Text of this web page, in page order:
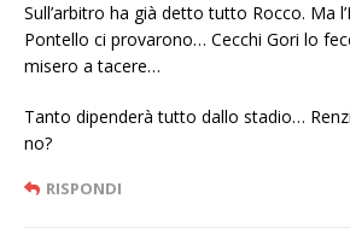
Sull’arbitro ha già detto tutto Rocco. Ma
Pontello ci provarono… Cecchi Gori lo
misero a tacere…
Tanto dipenderà tutto dallo stadio…
no?
RISPONDI